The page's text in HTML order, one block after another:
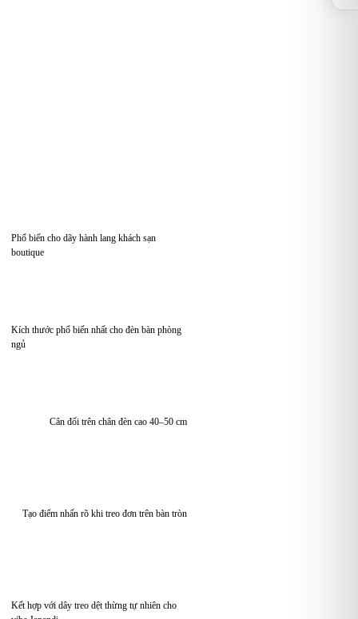
Phổ biến cho dãy hành lang khách sạn
boutique
Kích thước phổ biến nhất cho đèn bàn phòng
ngủ
Cân đối trên chân đèn cao 40–50 cm
Tạo điểm nhấn rõ khi treo đơn trên bàn tròn
Kết hợp với dây treo dệt thừng tự nhiên cho